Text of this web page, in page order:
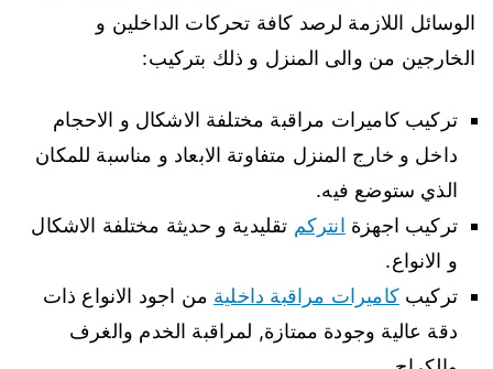
الوسائل اللازمة لرصد كافة تحركات الداخلين و
الخارجين من والى المنزل و ذلك بتركيب:
تركيب كاميرات مراقبة مختلفة الاشكال و الاحجام
داخل و خارج المنزل متفاوتة الابعاد و مناسبة للمكان
الذي ستوضع فيه.
تركيب اجهزة انتركم تقليدية و حديثة مختلفة الاشكال
و الانواع.
تركيبكاميرات مراقبة داخلية من اجود الانواع ذات
دقة عالية وجودة ممتازة, لمراقبة الخدم والغرف